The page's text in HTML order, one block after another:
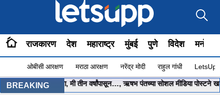
राजकारण देश महाराष्ट्र मुंबई पुणे विदेश
ओबीसी आरक्षण मराठा आरक्षण नरेंद्र मोदी राहुल गांधी
BREAKING
मला मदत करा, मी तीन वर्षांपासून…, ऋषभ पंतच्या सोशल मीडिया पोस्टने खळबळ